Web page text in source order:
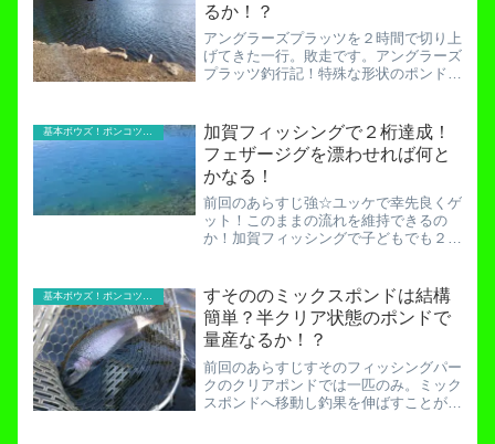
るか！？
アングラーズプラッツを２時間で切り上
げてきた一行。敗走です。アングラーズ
プラッツ釣行記！特殊な形状のポンドで
ように思われますが違います。なんと、
最初から２時間券を購入し...
基本ボウズ！ポンコツ実践記
加賀フィッシングで２桁達成！
フェザージグを漂わせれば何と
かなる！
前回のあらすじ強☆ユッケで幸先良くゲ
ット！このままの流れを維持できるの
か！加賀フィッシングで子どもでも２
れはなかなか難しい試みです。何せ前回
は５匹。小２の子では全てのル...
基本ボウズ！ポンコツ実践記
すそののミックスポンドは結構
簡単？半クリア状態のポンドで
量産なるか！？
前回のあらすじすそのフィッシングパー
クのクリアポンドでは一匹のみ。ミック
スポンドへ移動し釣果を伸ばすことが出